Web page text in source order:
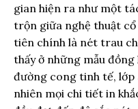
gian hiện ra như một
trộn giữa nghệ thuật cổ
tiên chính là nét trau
thấy ở những mẫu
đường cong tinh tế, lớp
nhiên mọi chi tiết in